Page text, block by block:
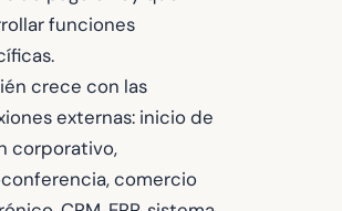
funciones
crece con las
externas: inicio de
corporativo,
comercio